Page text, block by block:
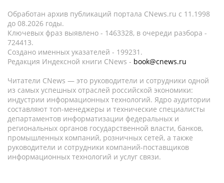
Обработан архив публикаций портала CNews.ru c 11.1998
до 08.2026 годы.
Ключевых фраз выявлено - 1463328, в очереди разбора -
724413.
Создано именных указателей - 199231.
Редакция Индексной книги CNews - book@cnews.ru
Читатели CNews — это руководители и сотрудники одной
из самых успешных отраслей российской экономики:
индустрии информационных технологий. Ядро аудитории
составляют топ-менеджеры и технические специалисты
департаментов информатизации федеральных и
региональных органов государственной власти, банков,
промышленных компаний, розничных сетей, а также
руководители и сотрудники компаний-поставщиков
информационных технологий и услуг связи.